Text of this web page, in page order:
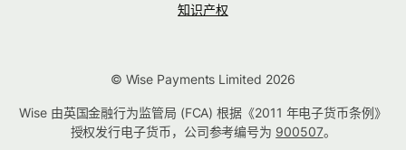
知识产权
© Wise Payments Limited 2026
Wise 由英国金融行为监管局 (FCA) 根据《2011 年电子货币条例》
授权发行电子货币，公司参考编号为 900507。